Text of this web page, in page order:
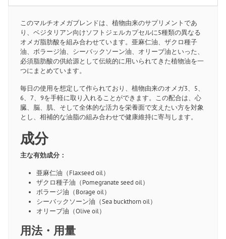
このマルチオメガブレンドは、植物由来のサプリメントであ
り、ベジタリアン向けソフトジェルカプセルに5種類の異なる
オメガ脂肪酸を組み合わせています。亜麻仁油、ザクロ種子
油、ボラージ油、シーバックソーン油、オリーブ油といった、
必須脂肪酸の供給源として伝統的に用いられてきた植物油を一
つにまとめています。
毎日の使用を想定して作られており、植物由来のオメガ3、5、
6、7、9を手軽に取り入れることができます。この配合は、心
臓、脳、肌、そして全体的な活力を栄養面で支えたい方を対象
とし、相補的な油脂の組み合わせで健康維持に寄与します。
成分
主な有効成分：
亜麻仁油（Flaxseed oil）
ザクロ種子油（Pomegranate seed oil）
ボラージ油（Borage oil）
シーバックソーン油（Sea buckthorn oil）
オリーブ油（Olive oil）
用法・用量